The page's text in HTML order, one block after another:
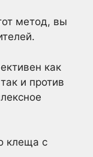
метод, вы
как
и против